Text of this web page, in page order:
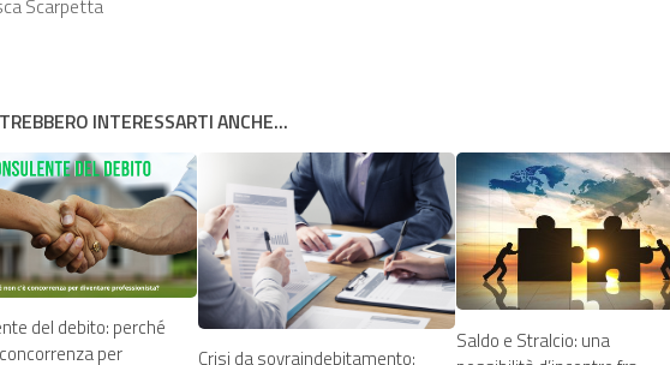
Scarpetta
INTERESSARTI ANCHE...
del debito: perché
per
Crisi da sovraindebitamento:
Saldo e Stralcio: una